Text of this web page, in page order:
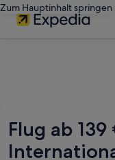
Zum Hauptinhalt springen
Flug ab